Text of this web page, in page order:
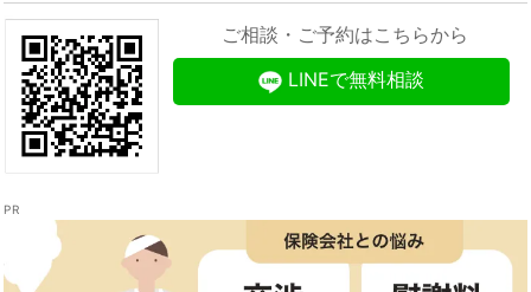
ご相談・ご予約はこちらから
LINEで無料相談